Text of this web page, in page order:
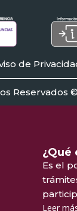
de
Reservados
¿Qué
Es el
Leer